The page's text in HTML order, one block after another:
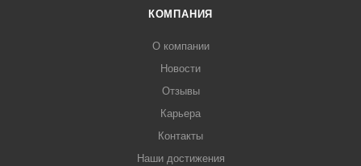
КОМПАНИЯ
О компании
Новости
Отзывы
Карьера
Контакты
Наши достижения